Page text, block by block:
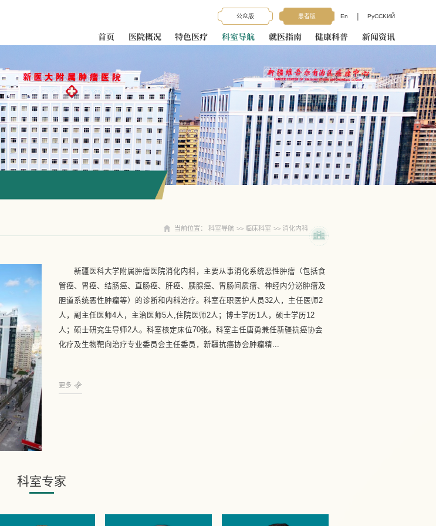
公众版 患者版 En | PyCCKИЙ
首页 医院概况 特色医疗 科室导航 就医指南 健康科普 新闻资讯
科室导航
当前位置： 科室导航 >> 临床科室 >> 消化内科
新疆医科大学附属肿瘤医院消化内科，主要从事消化系统恶性肿瘤（包括食
管癌、胃癌、结肠癌、直肠癌、肝癌、胰腺癌、胃肠间质瘤、神经内分泌肿瘤及
胆道系统恶性肿瘤等）的诊断和内科治疗。科室在职医护人员32人，主任医师2
人，副主任医师4人，主治医师5人,住院医师2人；博士学历1人，硕士学历12
人；硕士研究生导师2人。科室核定床位70张。科室主任唐勇兼任新疆抗癌协会
化疗及生物靶向治疗专业委员会主任委员，新疆抗癌协会肿瘤精...
更多
科室专家